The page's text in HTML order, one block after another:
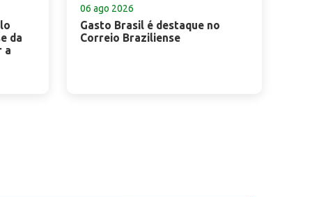
da
a
06 ago 2026
Gasto Brasil é destaque no
Correio Braziliense